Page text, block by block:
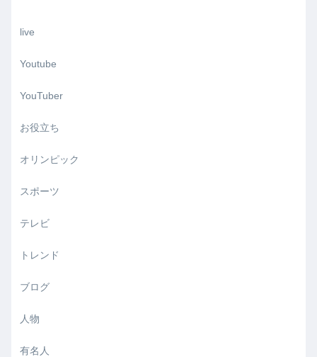
live
Youtube
YouTuber
お役立ち
オリンピック
スポーツ
テレビ
トレンド
ブログ
人物
有名人